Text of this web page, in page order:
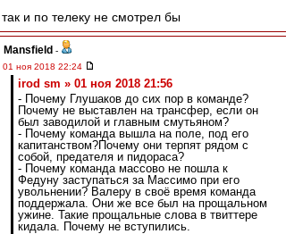
так и по телеку не смотрел бы
Mansfield -
01 ноя 2018 22:24
irod sm » 01 ноя 2018 21:56
- Почему Глушаков до сих пор в команде?
Почему не выставлен на трансфер, если он
был заводилой и главным смутьяном?
- Почему команда вышла на поле, под его
капитанством?Почему они терпят рядом с
собой, предателя и пидораса?
- Почему команда массово не пошла к
Федуну заступаться за Массимо при его
увольнении? Валеру в своё время команда
поддержала. Они же все был на прощальном
ужине. Такие прощальные слова в твиттере
кидала. Почему не вступились.